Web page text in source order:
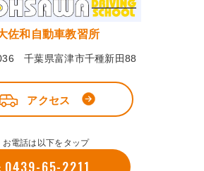
佐和自動車教習所
千葉県富津市千種新田88
アクセス
お電話は以下をタップ
0439-65-2211